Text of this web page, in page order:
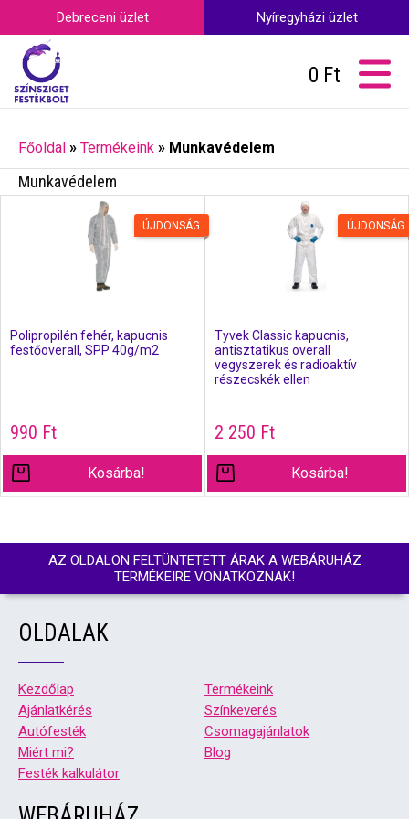
Debreceni üzlet Nyíregyházi üzlet
0 Ft
Főoldal » Termékeink » Munkavédelem
Munkavédelem
ÚJDONSÁG
Polipropilén fehér, kapucnis
festőoverall, SPP 40g/m2
990 Ft
Kosárba!
ÚJDONSÁG
Tyvek Classic kapucnis,
antisztatikus overall
vegyszerek és radioaktív
részecskék ellen
2 250 Ft
Kosárba!
AZ OLDALON FELTÜNTETETT ÁRAK A WEBÁRUHÁZ
TERMÉKEIRE VONATKOZNAK!
OLDALAK
Kezdőlap
Termékeink
Ajánlatkérés
Színkeverés
Autófesték
Csomagajánlatok
Miért mi?
Blog
Festék kalkulátor